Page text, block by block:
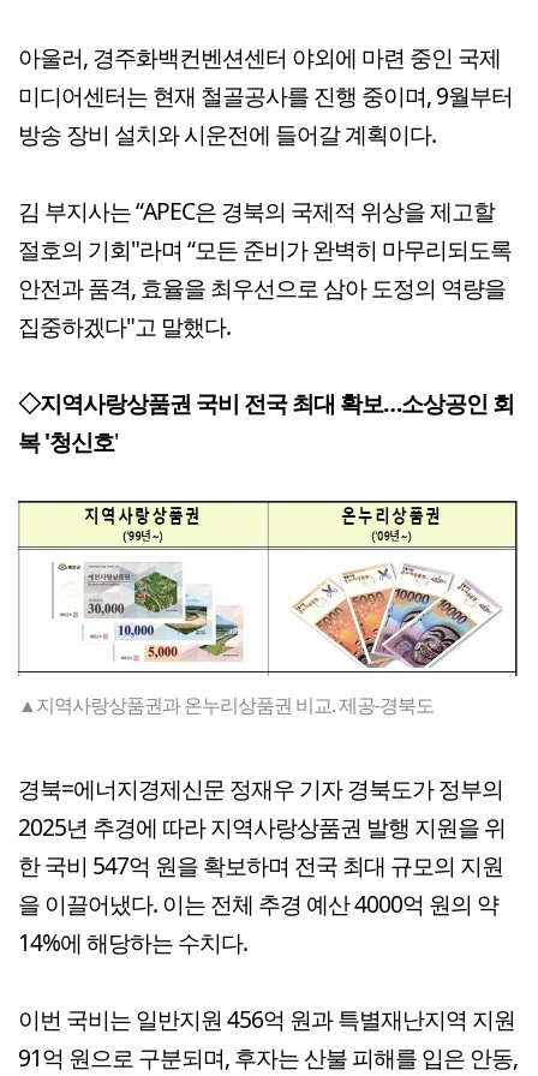
아울러, 경주화백컨벤션센터 야외에 마련 중인 국제
미디어센터는 현재 철골공사를 진행 중이며, 9월부터
방송 장비 설치와 시운전에 들어갈 계획이다.
김 부지사는 “APEC은 경북의 국제적 위상을 제고할
절호의 기회"라며 “모든 준비가 완벽히 마무리되도록
안전과 품격, 효율을 최우선으로 삼아 도정의 역량을
집중하겠다"고 말했다.
◇지역사랑상품권 국비 전국 최대 확보…소상공인 회
복 '청신호'
▲지역사랑상품권과 온누리상품권 비교. 제공-경북도
경북=에너지경제신문 정재우 기자 경북도가 정부의
2025년 추경에 따라 지역사랑상품권 발행 지원을 위
한 국비 547억 원을 확보하며 전국 최대 규모의 지원
을 이끌어냈다. 이는 전체 추경 예산 4000억 원의 약
14%에 해당하는 수치다.
이번 국비는 일반지원 456억 원과 특별재난지역 지원
91억 원으로 구분되며, 후자는 산불 피해를 입은 안동,